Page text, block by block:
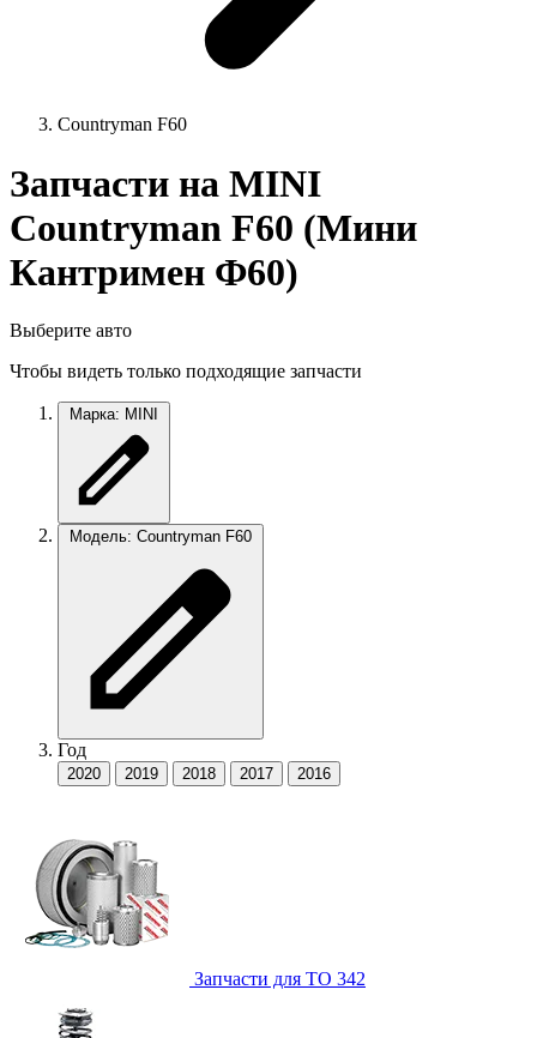
Countryman F60
Запчасти на MINI
Countryman F60 (Мини
Кантримен Ф60)
Выберите авто
Чтобы видеть только подходящие запчасти
Марка: MINI
Модель: Countryman F60
Год
2020 2019 2018 2017 2016
Запчасти для ТО 342